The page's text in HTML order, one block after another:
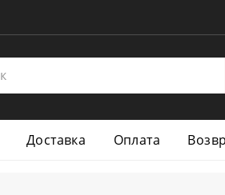
Доставка Оплата